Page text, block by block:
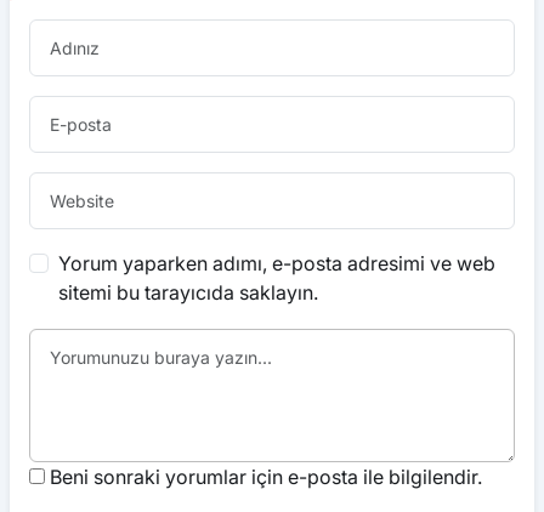
Yorum yaparken adımı, e-posta adresimi ve web
sitemi bu tarayıcıda saklayın.
Beni sonraki yorumlar için e-posta ile bilgilendir.